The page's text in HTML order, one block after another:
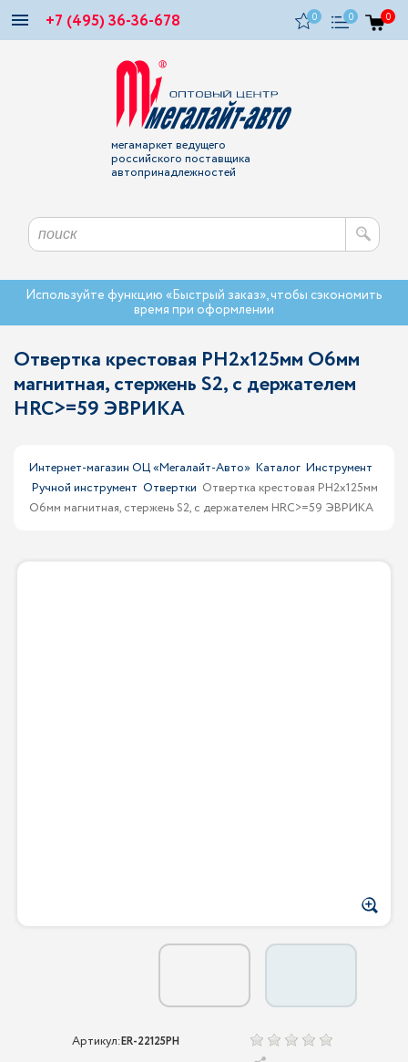
+7 (495) 36-36-678 0 0 0
мегамаркет ведущего
российского поставщика
автопринадлежностей
Используйте функцию «Быстрый заказ», чтобы сэкономить
время при оформлении
Отвертка крестовая PH2х125мм O6мм
магнитная, стержень S2, с держателем
HRC>=59 ЭВРИКА
Интернет-магазин ОЦ «Мегалайт-Авто» Каталог Инструмент
Ручной инструмент Отвертки Отвертка крестовая PH2х125мм
O6мм магнитная, стержень S2, с держателем HRC>=59 ЭВРИКА
Артикул:ER-22125PH